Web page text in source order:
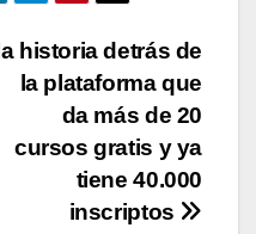
la historia detrás de
la plataforma que
da más de 20
cursos gratis y ya
tiene 40.000
inscriptos